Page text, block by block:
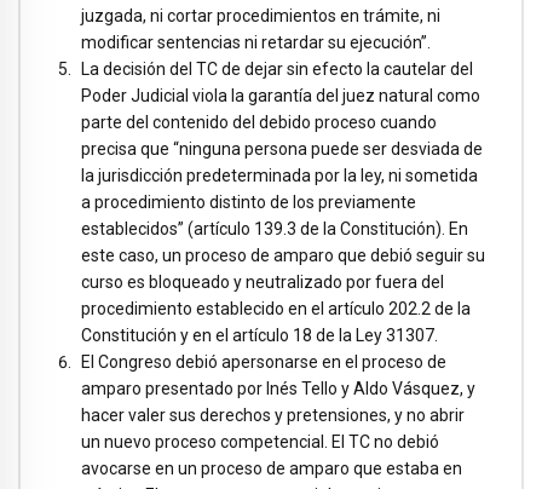
juzgada, ni cortar procedimientos en trámite, ni
modificar sentencias ni retardar su ejecución”.
La decisión del TC de dejar sin efecto la cautelar del
Poder Judicial viola la garantía del juez natural como
parte del contenido del debido proceso cuando
precisa que “ninguna persona puede ser desviada de
la jurisdicción predeterminada por la ley, ni sometida
a procedimiento distinto de los previamente
establecidos” (artículo 139.3 de la Constitución). En
este caso, un proceso de amparo que debió seguir su
curso es bloqueado y neutralizado por fuera del
procedimiento establecido en el artículo 202.2 de la
Constitución y en el artículo 18 de la Ley 31307.
El Congreso debió apersonarse en el proceso de
amparo presentado por Inés Tello y Aldo Vásquez, y
hacer valer sus derechos y pretensiones, y no abrir
un nuevo proceso competencial. El TC no debió
avocarse en un proceso de amparo que estaba en